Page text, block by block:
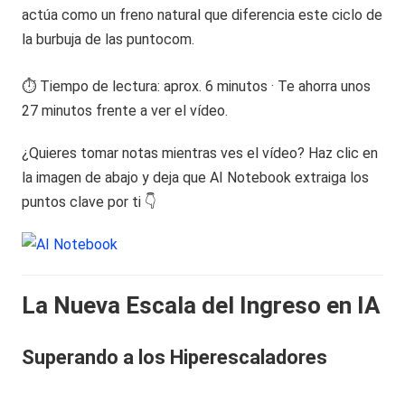
actúa como un freno natural que diferencia este ciclo de
la burbuja de las puntocom.
⏱️ Tiempo de lectura: aprox. 6 minutos · Te ahorra unos
27 minutos frente a ver el vídeo.
¿Quieres tomar notas mientras ves el vídeo? Haz clic en
la imagen de abajo y deja que AI Notebook extraiga los
puntos clave por ti 👇
La Nueva Escala del Ingreso en IA
Superando a los Hiperescaladores